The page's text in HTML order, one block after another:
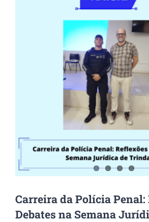
Carreira da Polícia Penal:
Debates na Semana